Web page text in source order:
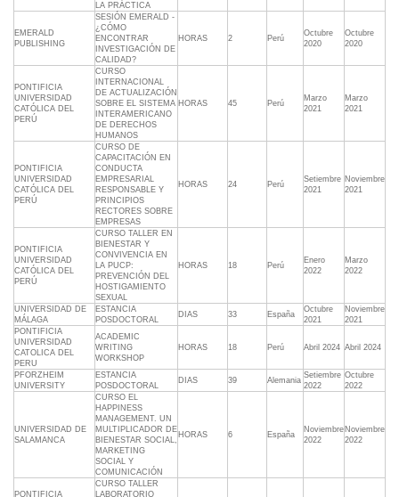
LA PRÁCTICA
EMERALD
PUBLISHING
SESIÓN EMERALD -
¿CÓMO
ENCONTRAR
INVESTIGACIÓN DE
CALIDAD?
HORAS 2 Perú
Octubre
2020
Octubre
2020
PONTIFICIA
UNIVERSIDAD
CATÓLICA DEL
PERÚ
CURSO
INTERNACIONAL
DE ACTUALIZACIÓN
SOBRE EL SISTEMA
INTERAMERICANO
DE DERECHOS
HUMANOS
HORAS 45 Perú
Marzo
2021
Marzo
2021
PONTIFICIA
UNIVERSIDAD
CATÓLICA DEL
PERÚ
CURSO DE
CAPACITACIÓN EN
CONDUCTA
EMPRESARIAL
RESPONSABLE Y
PRINCIPIOS
RECTORES SOBRE
EMPRESAS
HORAS 24 Perú
Setiembre
2021
Noviembre
2021
PONTIFICIA
UNIVERSIDAD
CATÓLICA DEL
PERÚ
CURSO TALLER EN
BIENESTAR Y
CONVIVENCIA EN
LA PUCP:
PREVENCIÓN DEL
HOSTIGAMIENTO
SEXUAL
HORAS 18 Perú
Enero
2022
Marzo
2022
UNIVERSIDAD DE
MÁLAGA
ESTANCIA
POSDOCTORAL
DIAS 33 España
Octubre
2021
Noviembre
2021
PONTIFICIA
UNIVERSIDAD
CATOLICA DEL
PERU
ACADEMIC
WRITING
WORKSHOP
HORAS 18 Perú Abril 2024 Abril 2024
PFORZHEIM
UNIVERSITY
ESTANCIA
POSDOCTORAL
DIAS 39 Alemania
Setiembre
2022
Octubre
2022
UNIVERSIDAD DE
SALAMANCA
CURSO EL
HAPPINESS
MANAGEMENT. UN
MULTIPLICADOR DE
BIENESTAR SOCIAL,
MARKETING
SOCIAL Y
COMUNICACIÓN
HORAS 6 España
Noviembre
2022
Noviembre
2022
PONTIFICIA
CURSO TALLER
LABORATORIO